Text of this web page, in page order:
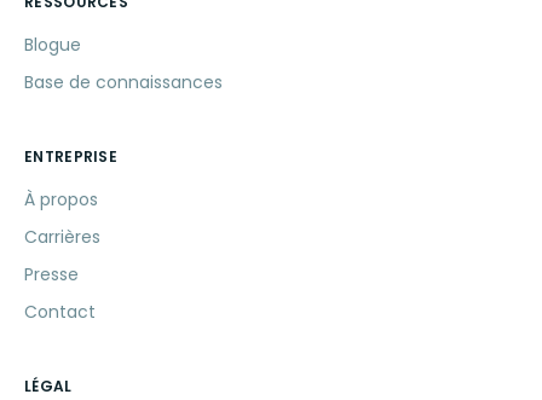
Blogue
Base de connaissances
ENTREPRISE
À propos
Carrières
Presse
Contact
LÉGAL